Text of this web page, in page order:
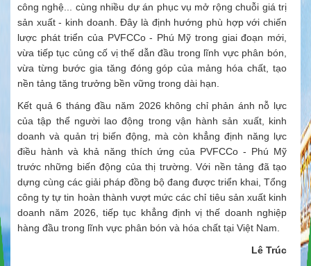
công nghệ... cùng nhiều dự án phục vụ mở rộng chuỗi giá trị
sản xuất - kinh doanh. Đây là định hướng phù hợp với chiến
lược phát triển của PVFCCo - Phú Mỹ trong giai đoạn mới,
vừa tiếp tục củng cố vị thế dẫn đầu trong lĩnh vực phân bón,
vừa từng bước gia tăng đóng góp của mảng hóa chất, tạo
nền tảng tăng trưởng bền vững trong dài hạn.
Kết quả 6 tháng đầu năm 2026 không chỉ phản ánh nỗ lực
của tập thể người lao động trong vận hành sản xuất, kinh
doanh và quản trị biến động, mà còn khẳng định năng lực
điều hành và khả năng thích ứng của PVFCCo - Phú Mỹ
trước những biến động của thị trường. Với nền tảng đã tạo
dựng cùng các giải pháp đồng bộ đang được triển khai, Tổng
công ty tự tin hoàn thành vượt mức các chỉ tiêu sản xuất kinh
doanh năm 2026, tiếp tục khẳng định vị thế doanh nghiệp
hàng đầu trong lĩnh vực phân bón và hóa chất tại Việt Nam.
Lê Trúc